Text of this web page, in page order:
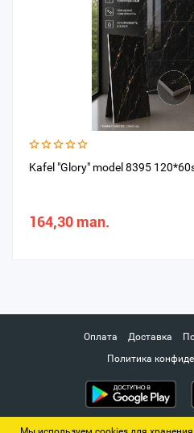
Kafel "Glory" model 8395
164,30 man.
Оплата Доставка
Политика